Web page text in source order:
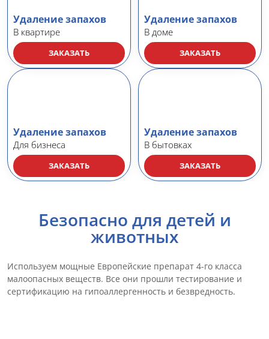
Удаление запахов
В квартире
ЗАКАЗАТЬ
Удаление запахов
В доме
ЗАКАЗАТЬ
Удаление запахов
Для бизнеса
ЗАКАЗАТЬ
Удаление запахов
В бытовках
ЗАКАЗАТЬ
Безопасно для детей и
животных
Используем мощные Европейские препарат 4-го класса
малоопасных веществ. Все они прошли тестирование и
сертификацию на гипоаллергенность и безвредность.